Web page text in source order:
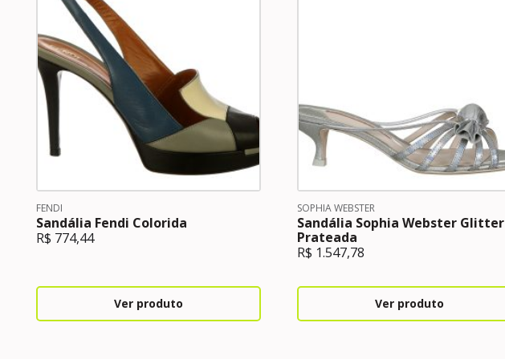
FENDI
Sandália Fendi Colorida
R$ 774,44
Ver produto
SOPHIA WEBSTER
Sandália Sophia Webster Glitter
Prateada
R$ 1.547,78
Ver produto